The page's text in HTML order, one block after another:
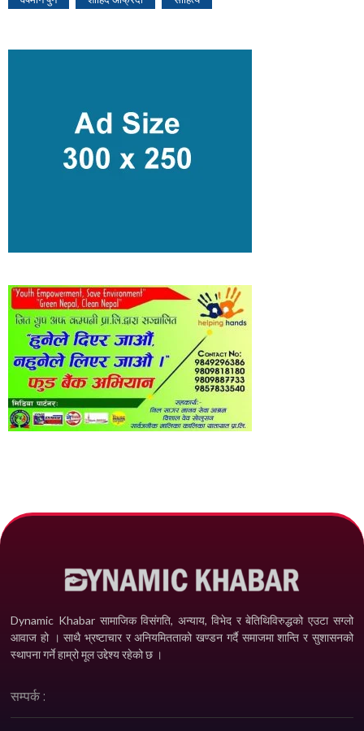
Dynamic Khabar सामाजिक विसंगति, अन्याय, विभेद­ र बेतिथिविरुद्धको एउटा सग्लो
आवाज हो । साथै भ्रष्टाचार र अनियमितताको खण्डन गर्दै समाजमा शान्ति र सुशासनको
स्थापना गर्ने हाम्रो मूल उद्देश्य रहेको छ ।
सम्पर्क :